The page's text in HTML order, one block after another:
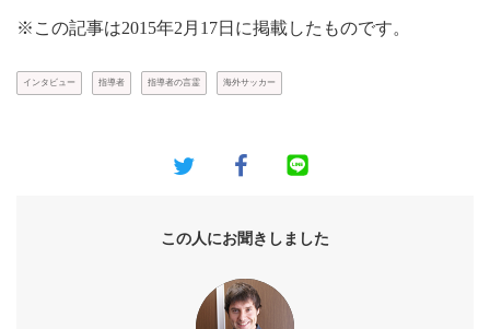
※この記事は2015年2月17日に掲載したものです。
インタビュー 指導者 指導者の言霊 海外サッカー
この人にお聞きしました